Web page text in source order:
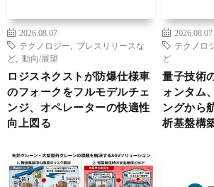
2026.08.07
テクノロジー
プレスリリースな
ど
動向/展望
ロジスネクストが防爆仕様車
のフォークをフルモデルチェ
ンジ、オペレーターの快適性
向上図る
2026.08.07
テクノロ
ど
量子技術
ォンタム
ングから
析基盤構